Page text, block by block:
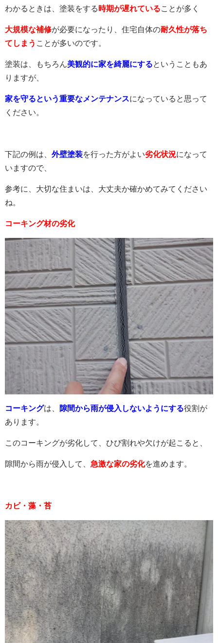
わかるときは、塗装をする 時期が遅れていることが多く
大規模な補修が必要になったり、住宅自体の耐久性が落ち
てしまう ことが多いのです。
塗装は、もちろん美観的に家を綺麗にするということもあ
りますが、
家を守るという重要なメンテナンスになっていると思って
ください。
下記の例は、 外壁塗装を行った方がよい劣化状況になって
いますので、
参考に、大切な住まいは、大丈夫か確かめてみてください
ね。
コーキング材の劣化
コーキングは、 隙間から雨が侵入しないようにする役割が
あります。
このコーキングが劣化して、ひび割れや欠けが起こると、
隙間から雨が侵入して、 急激な家の劣化を進めます。
カビ・藻・苔